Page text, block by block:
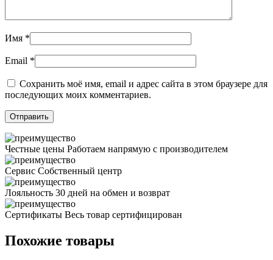
Имя *
Email *
Сохранить моё имя, email и адрес сайта в этом браузере для
последующих моих комментариев.
Честные цены Работаем напрямую с производителем
Сервис Собственный центр
Лояльность 30 дней на обмен и возврат
Сертификаты Весь товар сертифицирован
Похожие товары